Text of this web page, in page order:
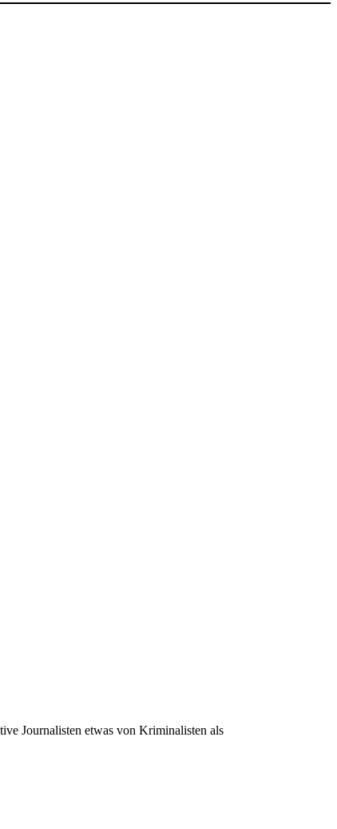
Journalisten etwas von Kriminalisten als